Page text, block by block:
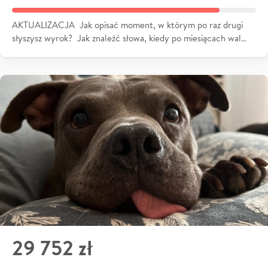
AKTUALIZACJA Jak opisać moment, w którym po raz drugi
słyszysz wyrok? Jak znaleźć słowa, kiedy po miesiącach wal…
29 752 zł